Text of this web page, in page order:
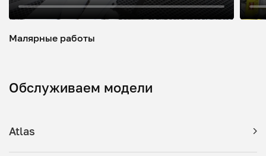
Малярные работы
Обслуживаем модели
Atlas